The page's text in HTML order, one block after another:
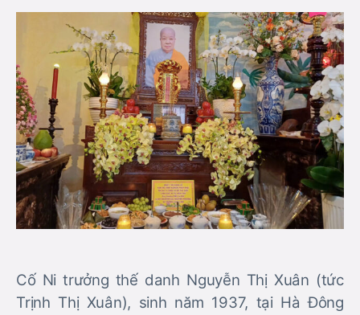
Cố Ni trưởng thế danh Nguyễn Thị Xuân (tức
Trịnh Thị Xuân), sinh năm 1937, tại Hà Đông